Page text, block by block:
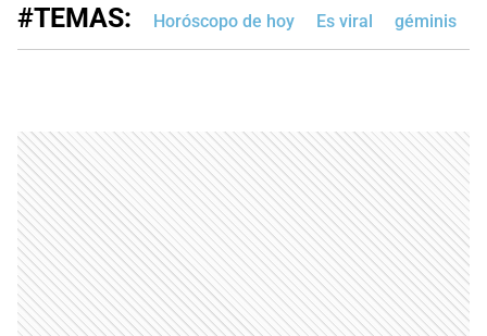
#TEMAS: Horóscopo de hoy Es viral géminis